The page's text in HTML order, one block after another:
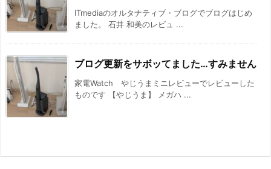
ITmediaのオルタナティブ・ブログでブログはじめ
ました。 石井 和美のレビュ ...
ブログ更新をサボッてました…すみません
家電Watch やじうまミニレビューでレビューした
ものです 【やじうま】 メガハ ...